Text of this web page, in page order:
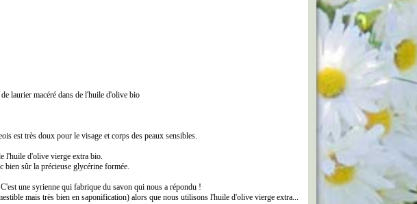
laurier macéré dans de l'huile d'olive bio
est très doux pour le visage et corps des peaux sensibles.
l'huile d'olive vierge extra bio.
bien sûr la précieuse glycérine formée.
une syrienne qui fabrique du savon qui nous a répondu !
mais très bien en saponification) alors que nous utilisons l'huile d'olive vierge extra...